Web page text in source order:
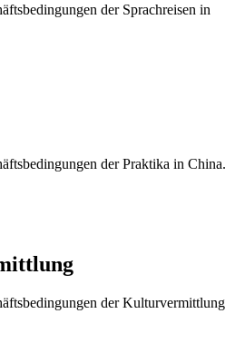
der Sprachreisen in
der Praktika in China.
der Kulturvermittlung